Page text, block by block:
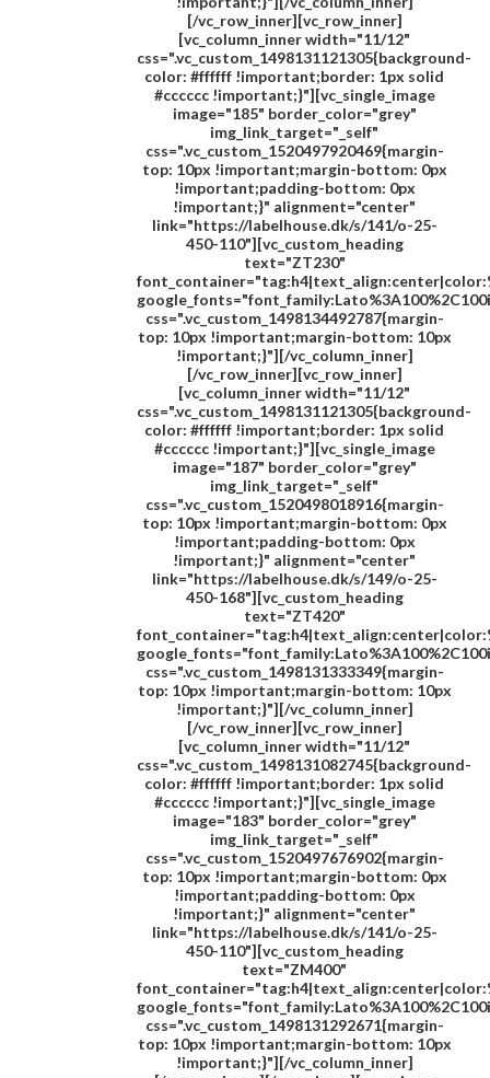
[/vc_row_inner][vc_row_inner]
[vc_column_inner width="11/12"
css=".vc_custom_1498131121305{background-
color: #ffffff !important;border: 1px solid
#cccccc !important;}"][vc_single_image
image="185" border_color="grey"
img_link_target="_self"
css=".vc_custom_1520497920469{margin-
top: 10px !important;margin-bottom: 0px
!important;padding-bottom: 0px
!important;}" alignment="center"
link="https://labelhouse.dk/s/141/o-25-
450-110"][vc_custom_heading
text="ZT230"
css=".vc_custom_1498134492787{margin-
top: 10px !important;margin-bottom: 10px
!important;}"][/vc_column_inner]
[/vc_row_inner][vc_row_inner]
[vc_column_inner width="11/12"
css=".vc_custom_1498131121305{background-
color: #ffffff !important;border: 1px solid
#cccccc !important;}"][vc_single_image
image="187" border_color="grey"
img_link_target="_self"
css=".vc_custom_1520498018916{margin-
top: 10px !important;margin-bottom: 0px
!important;padding-bottom: 0px
!important;}" alignment="center"
link="https://labelhouse.dk/s/149/o-25-
450-168"][vc_custom_heading
text="ZT420"
css=".vc_custom_1498131333349{margin-
top: 10px !important;margin-bottom: 10px
!important;}"][/vc_column_inner]
[/vc_row_inner][vc_row_inner]
[vc_column_inner width="11/12"
css=".vc_custom_1498131082745{background-
color: #ffffff !important;border: 1px solid
#cccccc !important;}"][vc_single_image
image="183" border_color="grey"
img_link_target="_self"
css=".vc_custom_1520497676902{margin-
top: 10px !important;margin-bottom: 0px
!important;padding-bottom: 0px
!important;}" alignment="center"
link="https://labelhouse.dk/s/141/o-25-
450-110"][vc_custom_heading
text="ZM400"
css=".vc_custom_1498131292671{margin-
top: 10px !important;margin-bottom: 10px
!important;}"][/vc_column_inner]